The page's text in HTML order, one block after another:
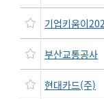
기업키움이
부산교통공사
현대카드(주)